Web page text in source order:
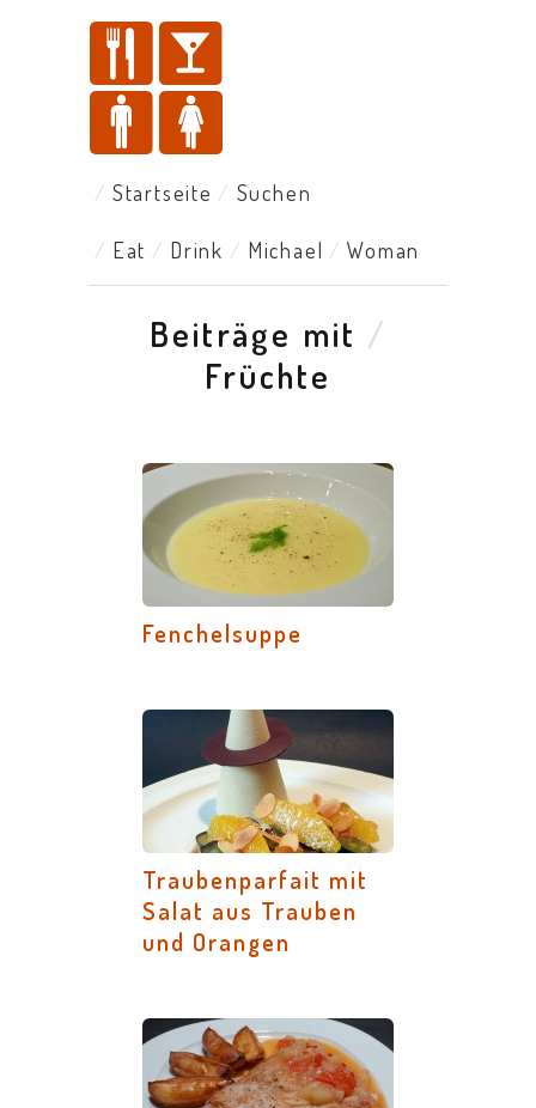
Startseite Suchen
Eat Drink Michael Woman
Beiträge mit /
Früchte
Fenchelsuppe
Traubenparfait mit
Salat aus Trauben
und Orangen